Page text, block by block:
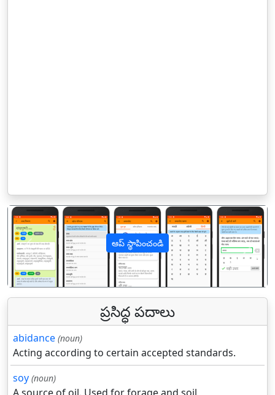
ఆప్ స్థాపించండి
पिछला
ప్రసిద్ధ పదాలు
abidance (noun)
Acting according to certain accepted standards.
soy (noun)